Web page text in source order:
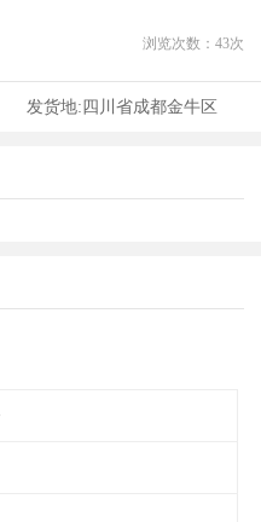
浏览次数： 43次
发货地:四川省成都金牛区